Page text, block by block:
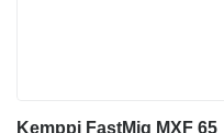
Kemppi FastMig MXF 65